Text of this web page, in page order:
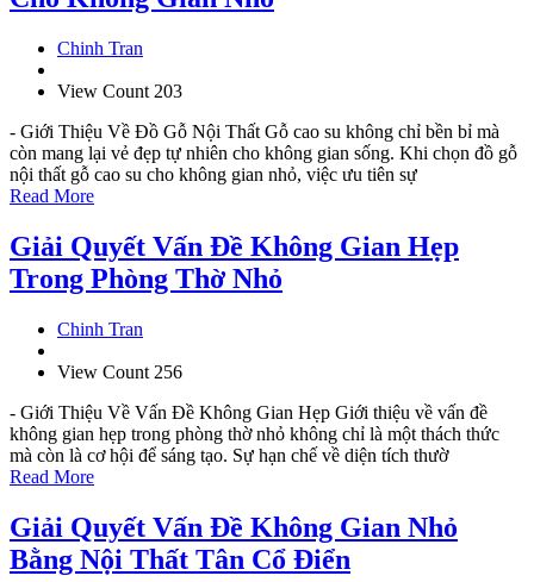
Chinh Tran
View Count 203
- Giới Thiệu Về Đồ Gỗ Nội Thất Gỗ cao su không chỉ bền bỉ mà
còn mang lại vẻ đẹp tự nhiên cho không gian sống. Khi chọn đồ gỗ
nội thất gỗ cao su cho không gian nhỏ, việc ưu tiên sự
Read More
Giải Quyết Vấn Đề Không Gian Hẹp
Trong Phòng Thờ Nhỏ
Chinh Tran
View Count 256
- Giới Thiệu Về Vấn Đề Không Gian Hẹp Giới thiệu về vấn đề
không gian hẹp trong phòng thờ nhỏ không chỉ là một thách thức
mà còn là cơ hội để sáng tạo. Sự hạn chế về diện tích thườ
Read More
Giải Quyết Vấn Đề Không Gian Nhỏ
Bằng Nội Thất Tân Cổ Điển